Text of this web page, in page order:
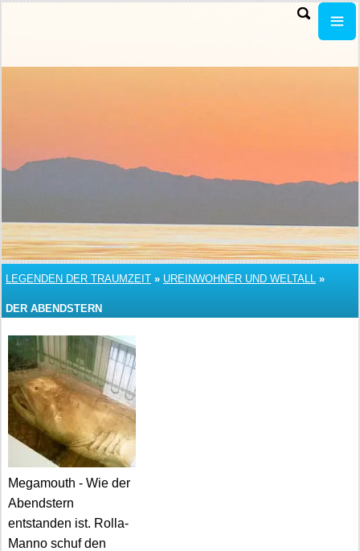
LEGENDEN DER TRAUMZEIT » UREINWOHNER UND WELTALL »
DER ABENDSTERN
Megamouth - Wie der
Abendstern
entstanden ist. Rolla-
Manno schuf den